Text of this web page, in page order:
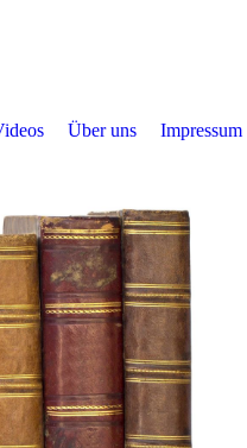
Über uns Impressum